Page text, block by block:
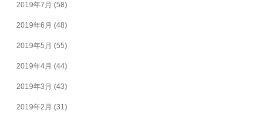
2019年7月 (58)
2019年6月 (48)
2019年5月 (55)
2019年4月 (44)
2019年3月 (43)
2019年2月 (31)